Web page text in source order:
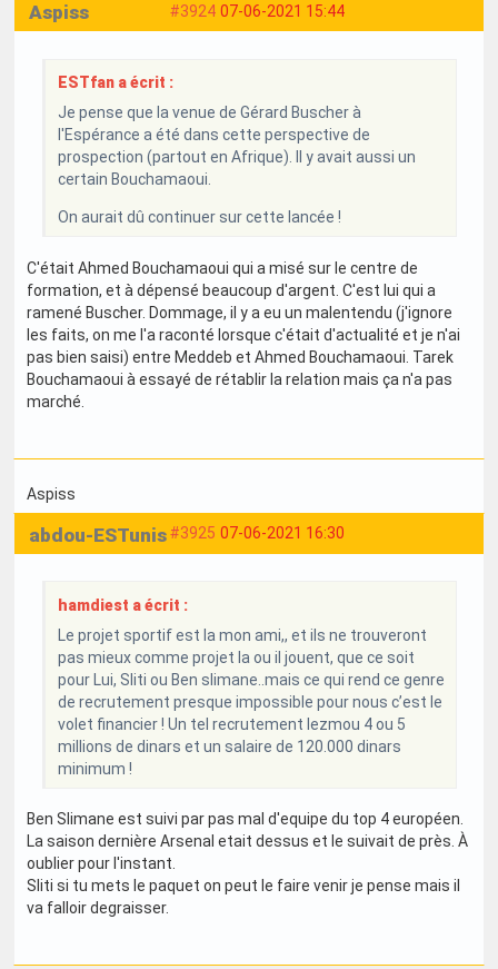
#3924 07-06-2021 15:44
Aspiss
ESTfan a écrit :
Je pense que la venue de Gérard Buscher à
l'Espérance a été dans cette perspective de
prospection (partout en Afrique). Il y avait aussi un
certain Bouchamaoui.
On aurait dû continuer sur cette lancée !
C'était Ahmed Bouchamaoui qui a misé sur le centre de
formation, et à dépensé beaucoup d'argent. C'est lui qui a
ramené Buscher. Dommage, il y a eu un malentendu (j'ignore
les faits, on me l'a raconté lorsque c'était d'actualité et je n'ai
pas bien saisi) entre Meddeb et Ahmed Bouchamaoui. Tarek
Bouchamaoui à essayé de rétablir la relation mais ça n'a pas
marché.
Aspiss
#3925 07-06-2021 16:30
abdou-ESTunis
hamdiest a écrit :
Le projet sportif est la mon ami,, et ils ne trouveront
pas mieux comme projet la ou il jouent, que ce soit
pour Lui, Sliti ou Ben slimane..mais ce qui rend ce genre
de recrutement presque impossible pour nous c’est le
volet financier ! Un tel recrutement lezmou 4 ou 5
millions de dinars et un salaire de 120.000 dinars
minimum !
Ben Slimane est suivi par pas mal d'equipe du top 4 européen.
La saison dernière Arsenal etait dessus et le suivait de près. À
oublier pour l'instant.
Sliti si tu mets le paquet on peut le faire venir je pense mais il
va falloir degraisser.